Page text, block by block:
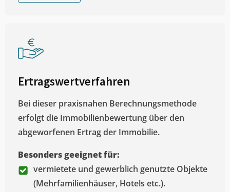
Ertragswertverfahren
Bei dieser praxisnahen Berechnungsmethode
erfolgt die Immobilienbewertung über den
abgeworfenen Ertrag der Immobilie.
Besonders geeignet für:
vermietete und gewerblich genutzte Objekte
(Mehrfamilienhäuser, Hotels etc.).